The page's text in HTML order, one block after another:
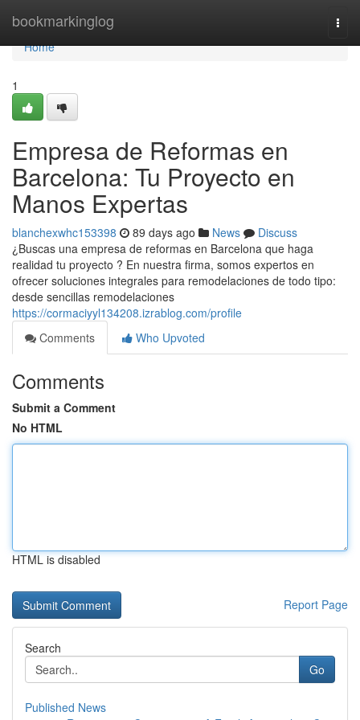
bookmarkinglog
Home
Home
1
Empresa de Reformas en
Barcelona: Tu Proyecto en
Manos Expertas
blanchexwhc153398 89 days ago News
Discuss
¿Buscas una empresa de reformas en Barcelona que haga
realidad tu proyecto ? En nuestra firma, somos expertos en
ofrecer soluciones integrales para remodelaciones de todo tipo:
desde sencillas remodelaciones
https://cormaciyyl134208.izrablog.com/profile
Comments
Who Upvoted
Comments
Submit a Comment
No HTML
HTML is disabled
Report Page
Search
Go
Published News